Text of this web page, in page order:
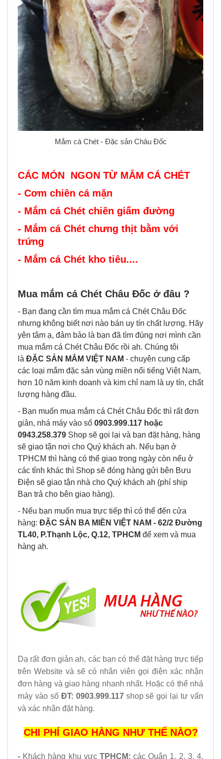
Mắm cá Chét - Đặc sản Châu Đốc
CÁC MÓN NGON TỪ MẮM CÁ CHÉT
- Cơm chiên cá mặn
- Mắm cá Chét chiên giấm đường
- Mắm cá Chét chưng thịt bằm với
trứng
- Mắm cá Chét kho tiêu....
Mua mắm cá Chét Châu Đốc ở đâu ?
- Bạn đang cần tìm mua mắm cá Chét Châu Đốc
nhưng không biết nơi nào bán uy tín chất lượng. Hãy
yên tâm ạ, đảm bảo là bạn đã tìm đúng nơi mình cần
mua mắm cá ChétChâu Đốc rồi ah. Chúng tôi
là ĐẶC SẢN MẮM VIỆT NAM - chuyên cung cấp
các loại mắm đặc sản vùng miền nổi tiếng Việt Nam,
hơn 10 năm kinh doanh và kim chỉ nam là uy tín, chất
lượng hàng đầu.
- Bạn muốn mua mắm cá ChétChâu Đốc thì rất đơn
giản, nhá máy vào số 0903.999.117 hoặc
0943.258.379 Shop sẽ gọi lại và bạn đặt hàng, hàng
sẽ giao tận nơi cho Quý khách ah. Nếu bạn ở
TPHCM thì hàng có thể giao trong ngày còn nếu ở
các tỉnh khác thì Shop sẽ đóng hàng gửi bên Bưu
Điện sẽ giao tận nhà cho Quý khách ah (phí ship
Bạn trả cho bên giao hàng).
- Nếu bạn muốn mua trực tiếp thì có thể đến cửa
hàng: ĐẶC SẢN BA MIỀN VIỆT NAM - 62/2 Đường
TL40, P.Thạnh Lộc, Q.12, TPHCM để xem và mua
hàng ah.
Dạ rất đơn giản ah, các bạn có thể đặt hàng trực tiếp
trên Website và sẽ có nhân viên gọi điện xác nhận
đơn hàng và giao hàng nhanh nhất. Hoặc có thể nhá
máy vào số ĐT: 0903.999.117shop sẽ gọi lại tư vấn
và xác nhận đặt hàng.
CHI PHÍ GIAO HÀNG NHƯ THẾ NÀO?
- Khách hàng khu vựcTPHCM:các Quận 1, 2, 3, 4,